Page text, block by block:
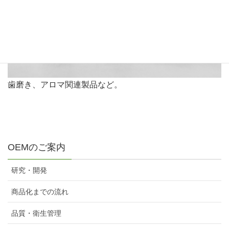
歯磨き、アロマ関連製品など。
OEMのご案内
研究・開発
商品化までの流れ
品質・衛生管理